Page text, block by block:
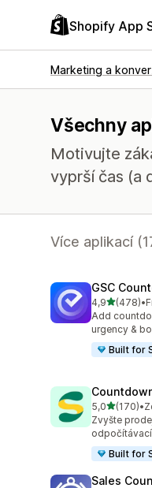
Shopify App
Marketing a
Všechny
Motivujte
vyprší čas (a
Více aplikací
GSC
4,9z 5 hvězd
(478)
Celkový •
Add
urgency &
Built for
5,0z 5 hvězd
(170)
Celkový •
Zvyšte
Built for
Sales